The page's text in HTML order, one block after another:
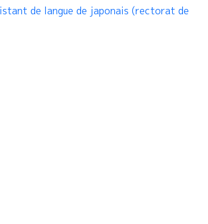
de langue de japonais (rectorat de